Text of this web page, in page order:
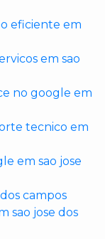
eficiente em
em sao
no google em
tecnico em
em sao jose
campos
sao jose dos